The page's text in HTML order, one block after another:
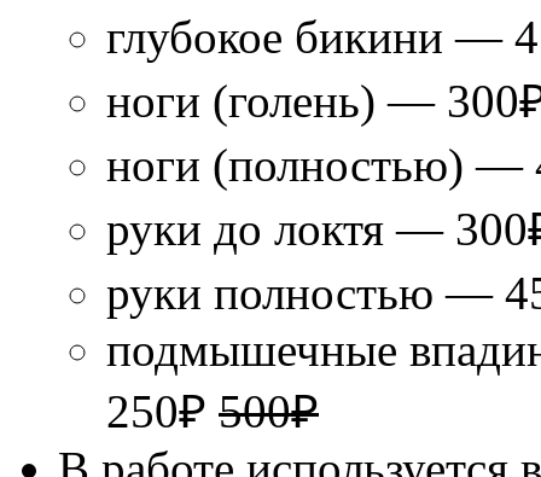
глубокое бикини —
ноги (голень) —
ноги (полностью)
руки до локтя —
руки полностью —
подмышечные
250₽ 500₽